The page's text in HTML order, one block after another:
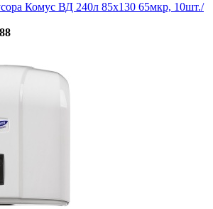
Комус ВД 240л 85х130 65мкр, 10шт./